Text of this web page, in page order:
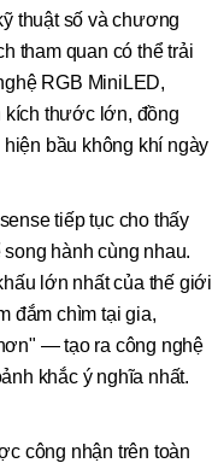
thuật số và chương
tham quan có thể trải
RGB MiniLED,
kích thước lớn, đồng
bầu không khí ngày
tiếp tục cho thấy
hành cùng nhau.
lớn nhất của thế giới
đắm chìm tại gia,
— tạo ra công nghệ
khắc ý nghĩa nhất.
công nhận trên toàn